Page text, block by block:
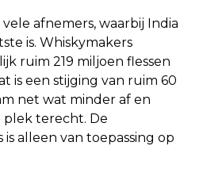
afnemers, waarbij India
is. Whiskymakers
ruim 219 miljoen flessen
is een stijging van ruim 60
net wat minder af en
plek terecht. De
alleen van toepassing op